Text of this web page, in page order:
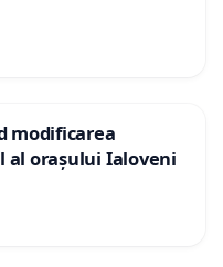
modificarea
al orașului Ialoveni